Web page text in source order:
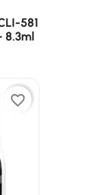
581
8.3ml
favorite_border